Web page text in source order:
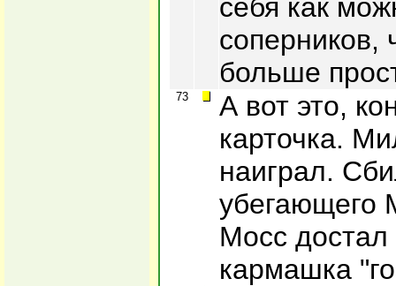
себя как
соперников,
больше
73
А вот это,
карточка.
наиграл.
убегающего
Мосс
кармашка